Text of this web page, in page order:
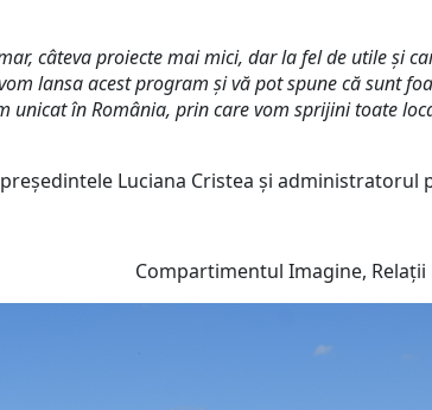
câteva proiecte mai mici, dar la fel de utile și
lansa acest program și vă pot spune că sunt
unicat în România, prin care vom sprijini toate
Luciana Cristea și administratorul
Compartimentul Imagine,